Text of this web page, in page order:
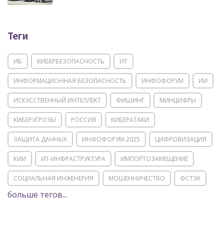
Теги
ИБ КИБЕРБЕЗОПАСНОСТЬ ИТ
ИНФОРМАЦИОННАЯ БЕЗОПАСНОСТЬ ИНФОФОРУМ ИИ
ИСКУССТВЕННЫЙ ИНТЕЛЛЕКТ ФИШИНГ МИНЦИФРЫ
КИБЕРУГРОЗЫ РОССИЯ КИБЕРАТАКИ
ЗАЩИТА ДАННЫХ ИНФОФОРУМ-2025 ЦИФРОВИЗАЦИЯ
КИИ ИТ-ИНФРАСТРУКТУРА ИМПОРТОЗАМЕЩЕНИЕ
СОЦИАЛЬНАЯ ИНЖЕНЕРИЯ МОШЕННИЧЕСТВО ФСТЭК
POSITIVE TECHNOLOGIES
больше тегов...